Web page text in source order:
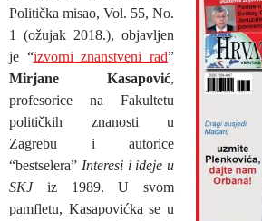
Politička misao, Vol. 55, No.
1 (ožujak 2018.), objavljen
je “izvorni znanstveni rad”
Mirjane Kasapović,
profesorice na Fakultetu
političkih znanosti u
Zagrebu i autorice
“bestselera” Interesi i ideje u
SKJiz 1989. U svom
pamfletu, Kasapovićka se u